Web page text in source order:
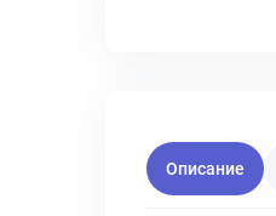
Описание